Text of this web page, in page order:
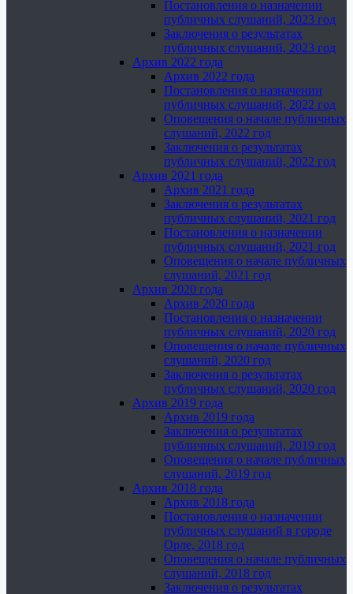
Постановления о назначении
публичных слушаний, 2023 год
Заключения о результатах
публичных слушаний, 2023 год
Архив 2022 года
Архив 2022 года
Постановления о назначении
публичных слушаний, 2022 год
Оповещения о начале публичных
слушаний, 2022 год
Заключения о результатах
публичных слушаний, 2022 год
Архив 2021 года
Архив 2021 года
Заключения о результатах
публичных слушаний, 2021 год
Постановления о назначении
публичных слушаний, 2021 год
Оповещения о начале публичных
слушаний, 2021 год
Архив 2020 года
Архив 2020 года
Постановления о назначении
публичных слушаний, 2020 год
Оповещения о начале публичных
слушаний, 2020 год
Заключения о результатах
публичных слушаний, 2020 год
Архив 2019 года
Архив 2019 года
Заключения о результатах
публичных слушаний, 2019 год
Оповещения о начале публичных
слушаний, 2019 год
Архив 2018 года
Архив 2018 года
Постановления о назначении
публичных слушаний в городе
Орле, 2018 год
Оповещения о начале публичных
слушаний, 2018 год
Заключения о результатах